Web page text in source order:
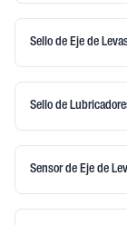
Sello de Eje de
Sello de
Sensor de Eje de